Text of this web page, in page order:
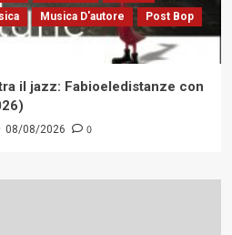
Musica D'autore
Post Bop
il jazz: Fabioeledistanze con
08/08/2026 0